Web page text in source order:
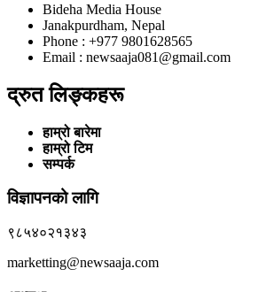
Bideha Media House
Janakpurdham, Nepal
Phone : +977 9801628565
Email : newsaaja081@gmail.com
द्रुत लिङ्कहरू
हाम्रो बारेमा
हाम्रो टिम
सम्पर्क
विज्ञापनको लागि
९८५४०२१३४३
marketting@newsaaja.com